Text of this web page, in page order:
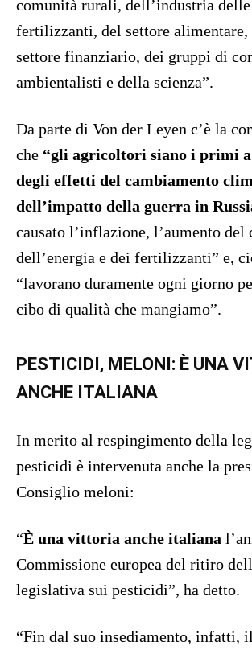
comunità rurali, dell’industria delle
fertilizzanti, del settore alimentare,
settore finanziario, dei gruppi di
ambientalisti e della scienza”.
Da parte di Von der Leyen c’è la
che “gli agricoltori siano i primi
degli effetti del cambiamento
dell’impatto della guerra in
causato l’inflazione, l’aumento del
dell’energia e dei fertilizzanti” e,
“lavorano duramente ogni giorno
cibo di qualità che mangiamo”.
PESTICIDI, MELONI: È UNA
ANCHE ITALIANA
In merito al respingimento della
pesticidi è intervenuta anche la
Consiglio meloni:
“È una vittoria anche italiana
Commissione europea del ritiro
legislativa sui pesticidi”, ha detto.
“Fin dal suo insediamento, infatti,